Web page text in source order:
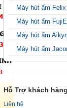
Máy hút ẩm Felix
Máy hút ẩm FujiE
Máy hút ẩm
Máy hút ẩm
Hỗ Trợ khách hàng
Liên hệ